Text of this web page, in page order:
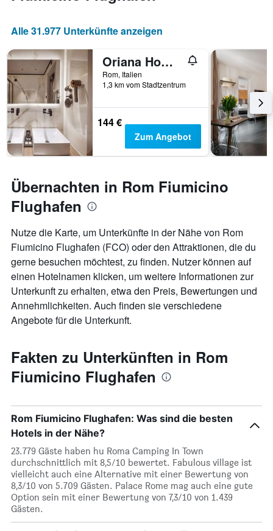
Alle 31.977 Unterkünfte anzeigen
Oriana Homèl Roma
Rom, Italien
1,3 km vom Stadtzentrum
144 €
Zum Angebot
Übernachten in Rom Fiumicino
Flughafen
Nutze die Karte, um Unterkünfte in der Nähe von Rom
Fiumicino Flughafen (FCO) oder den Attraktionen, die du
gerne besuchen möchtest, zu finden. Nutzer können auf
einen Hotelnamen klicken, um weitere Informationen zur
Unterkunft zu erhalten, etwa den Preis, Bewertungen und
Annehmlichkeiten. Auch finden sie verschiedene
Angebote für die Unterkunft.
Fakten zu Unterkünften in Rom
Fiumicino Flughafen
Rom Fiumicino Flughafen: Was sind die besten
Hotels in der Nähe?
23.779 Gäste haben hu Roma Camping In Town
durchschnittlich mit 8,5/10 bewertet. Fabulous village ist
vielleicht auch eine Alternative mit einer Bewertung von
8,3/10 von 5.709 Gästen. Palace Rome mag auch eine gute
Option sein mit einer Bewertung von 7,3/10 von 1.439
Gästen.